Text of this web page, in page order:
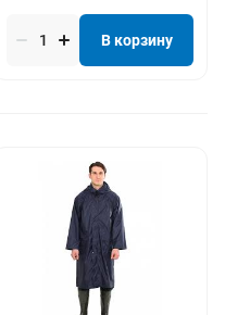
В корзину